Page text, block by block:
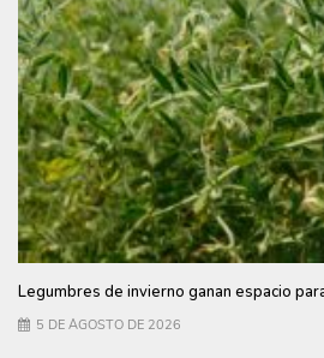
Legumbres de invierno ganan espacio
5 DE AGOSTO DE 2026